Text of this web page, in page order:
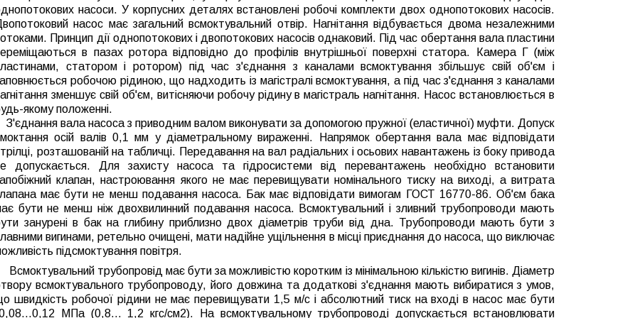
насоси. У корпусних деталях встановлені робочі комплекти двох однопотокових насосів.
насос має загальний всмоктувальний отвір. Нагнітання відбувається двома незалежними
Принцип дії однопотокових і двопотокових насосів однаковий. Під час обертання вала пластини
в пазах ротора відповідно до профілів внутрішньої поверхні статора. Камера Г (між
статором і ротором) під час з'єднання з каналами всмоктування збільшує свій об'єм і
робочою рідиною, що надходить із магістралі всмоктування, а під час з'єднання з каналами
зменшує свій об'єм, витісняючи робочу рідину в магістраль нагнітання. Насос встановлюється в
якому положенні.
З'єднання вала насоса з приводним валом виконувати за допомогою пружної (еластичної) муфти. Допуск
осій валів 0,1 мм у діаметральному вираженні. Напрямок обертання вала має відповідати
розташованій на табличці. Передавання на вал радіальних і осьових навантажень із боку привода
допускається.
Для захисту насоса та гідросистеми від перевантажень необхідно встановити
клапан, настроювання якого не має перевищувати номінального тиску на виході, а витрата
має бути не менш подавання насоса. Бак має відповідати вимогам ГОСТ 16770-86. Об'єм бака
бути не менш ніж двохвилинний подавання насоса. Всмоктувальний і зливний трубопроводи мають
занурені в бак на глибину приблизно двох діаметрів труби від дна. Трубопроводи мають бути з
вигинами, ретельно очищені, мати надійне ущільнення в місці приєднання до насоса, що виключає
підсмоктування повітря.
Всмоктувальний трубопровід має бути за можливістю коротким із мінімальною кількістю вигинів. Діаметр
всмоктувального трубопроводу, його довжина та додаткові з'єднання мають вибиратися з умов,
швидкість робочої рідини не має перевищувати 1,5 м/с і абсолютний тиск на вході в насос має бути
МПа (0,8... 1,2 кгс/см2).
На всмоктувальному трубопроводі допускається встановлювати